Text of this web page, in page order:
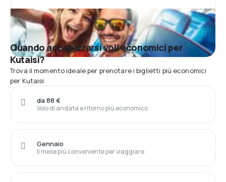
Quando accaparrarsi voli economici per
Kutaisi?
Trova il momento ideale per prenotare i biglietti più economici
per Kutaisi
Volo di andata e ritorno più economico
da 88 €
Il mese più conveniente per viaggiare
Gennaio